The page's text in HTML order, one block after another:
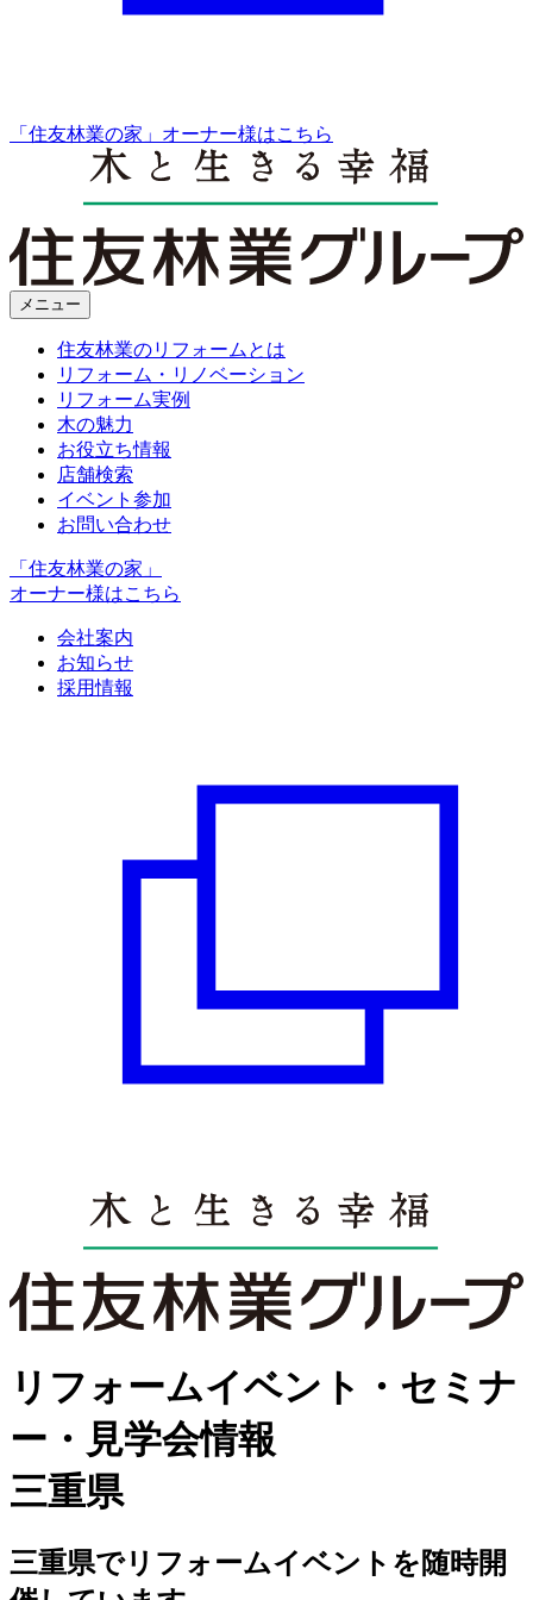
「住友林業の家」オーナー様はこちら
メニュー
住友林業のリフォームとは
リフォーム・リノベーション
リフォーム実例
木の魅力
お役立ち情報
店舗検索
イベント参加
お問い合わせ
「住友林業の家」
オーナー様はこちら
会社案内
お知らせ
採用情報
リフォームイベント・セミナ
ー・見学会情報
三重県
三重県でリフォームイベントを随時開